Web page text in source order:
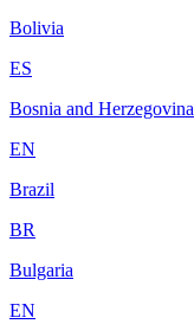
Bolivia
ES
Bosnia and Herzegovina
EN
Brazil
BR
Bulgaria
EN